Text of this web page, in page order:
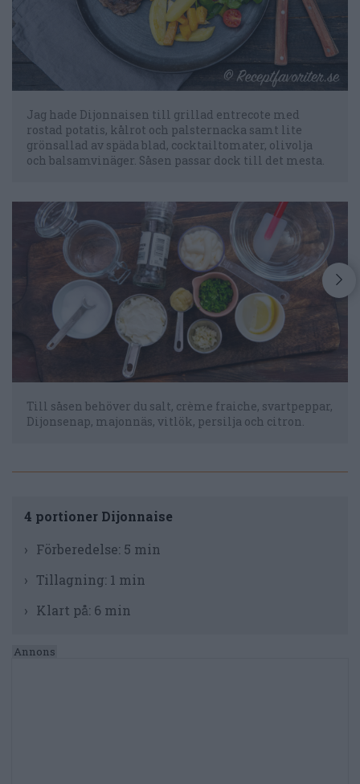
Jag hade Dijonnaisen till grillad entrecote med
rostad potatis, kålrot och palsternacka samt lite
grönsallad av späda blad, cocktailtomater, olivolja
och balsamvinäger. Såsen passar dock till det mesta.
Till såsen behöver du salt, crème fraiche, svartpeppar,
Dijonsenap, majonnäs, vitlök, persilja och citron.
4 portioner Dijonnaise
Förberedelse: 5 min
Tillagning: 1 min
Klart på: 6 min